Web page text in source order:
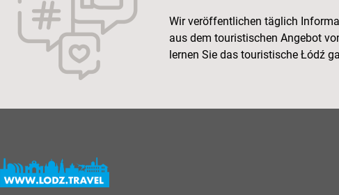
Wir veröffentlichen täglich
aus dem touristischen Angebot
lernen Sie das touristische Łódź